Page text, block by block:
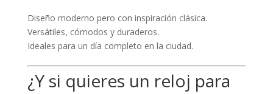
Diseño moderno pero con inspiración clásica.
Versátiles, cómodos y duraderos.
Ideales para un día completo en la ciudad.
¿Y si quieres un reloj para